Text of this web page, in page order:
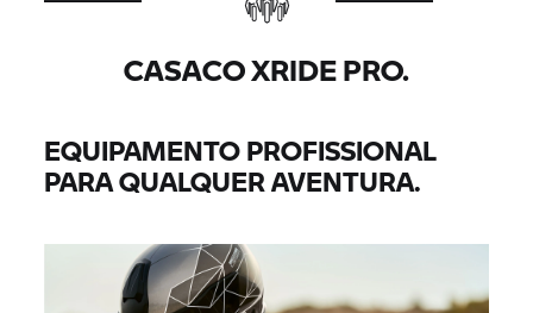
CASACO XRIDE PRO.
EQUIPAMENTO PROFISSIONAL
PARA QUALQUER AVENTURA.